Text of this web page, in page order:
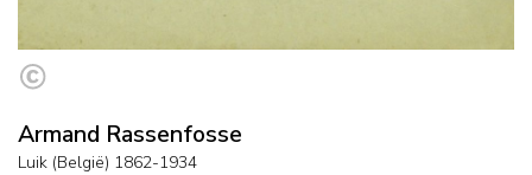
Armand Rassenfosse
Luik (België) 1862-1934